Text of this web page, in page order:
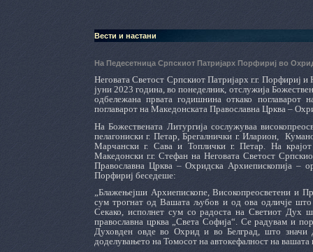
Вести и настани
На Педесетница Српскиот Патријарх Порфириј во
Неговата Светост Српскиот Патријарх г.г. Порфириј
јуни 2023 година, во понеделник, отслужија
одбележана првата годишнина откако
поглаварот на Македонската Православна Црква –
На Божествената Литургија сослужуваа
пелагониски г. Петар, Брегалнички г. Иларион,
Марчански г. Сава и Топлички г. Петар. На
Македонски г.г. Стефан на Неговата Светост
Православна Црква – Охридска Архиепископија –
Порфириј беседеше:
„Блажењејши Архиепископе, Високопреосветени и
сум трогнат од Вашата љубов и од ова одличје
Секако, исполнет сум со радоста на Светиот Дух
православна црква „Света Софија“. Се радувам и
Духовден овде во Охрид и во Белград, што значи
доделувањето на Томосот на автокефалност на